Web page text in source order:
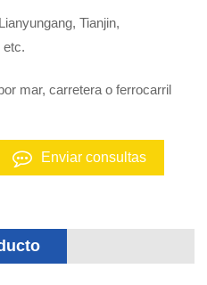
Tianjin,
etc.
mar, carretera o ferrocarril
Enviar consultas